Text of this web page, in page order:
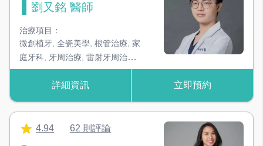
劉又銘 醫師
治療項目：
微創植牙 全瓷美學 根管治療 家
庭牙科 牙周治療 雷射牙周治療
牙齒美白,固定式假牙,活動假牙,
BPS活動假牙詳細資訊 立即預約
4.94 62 則評論